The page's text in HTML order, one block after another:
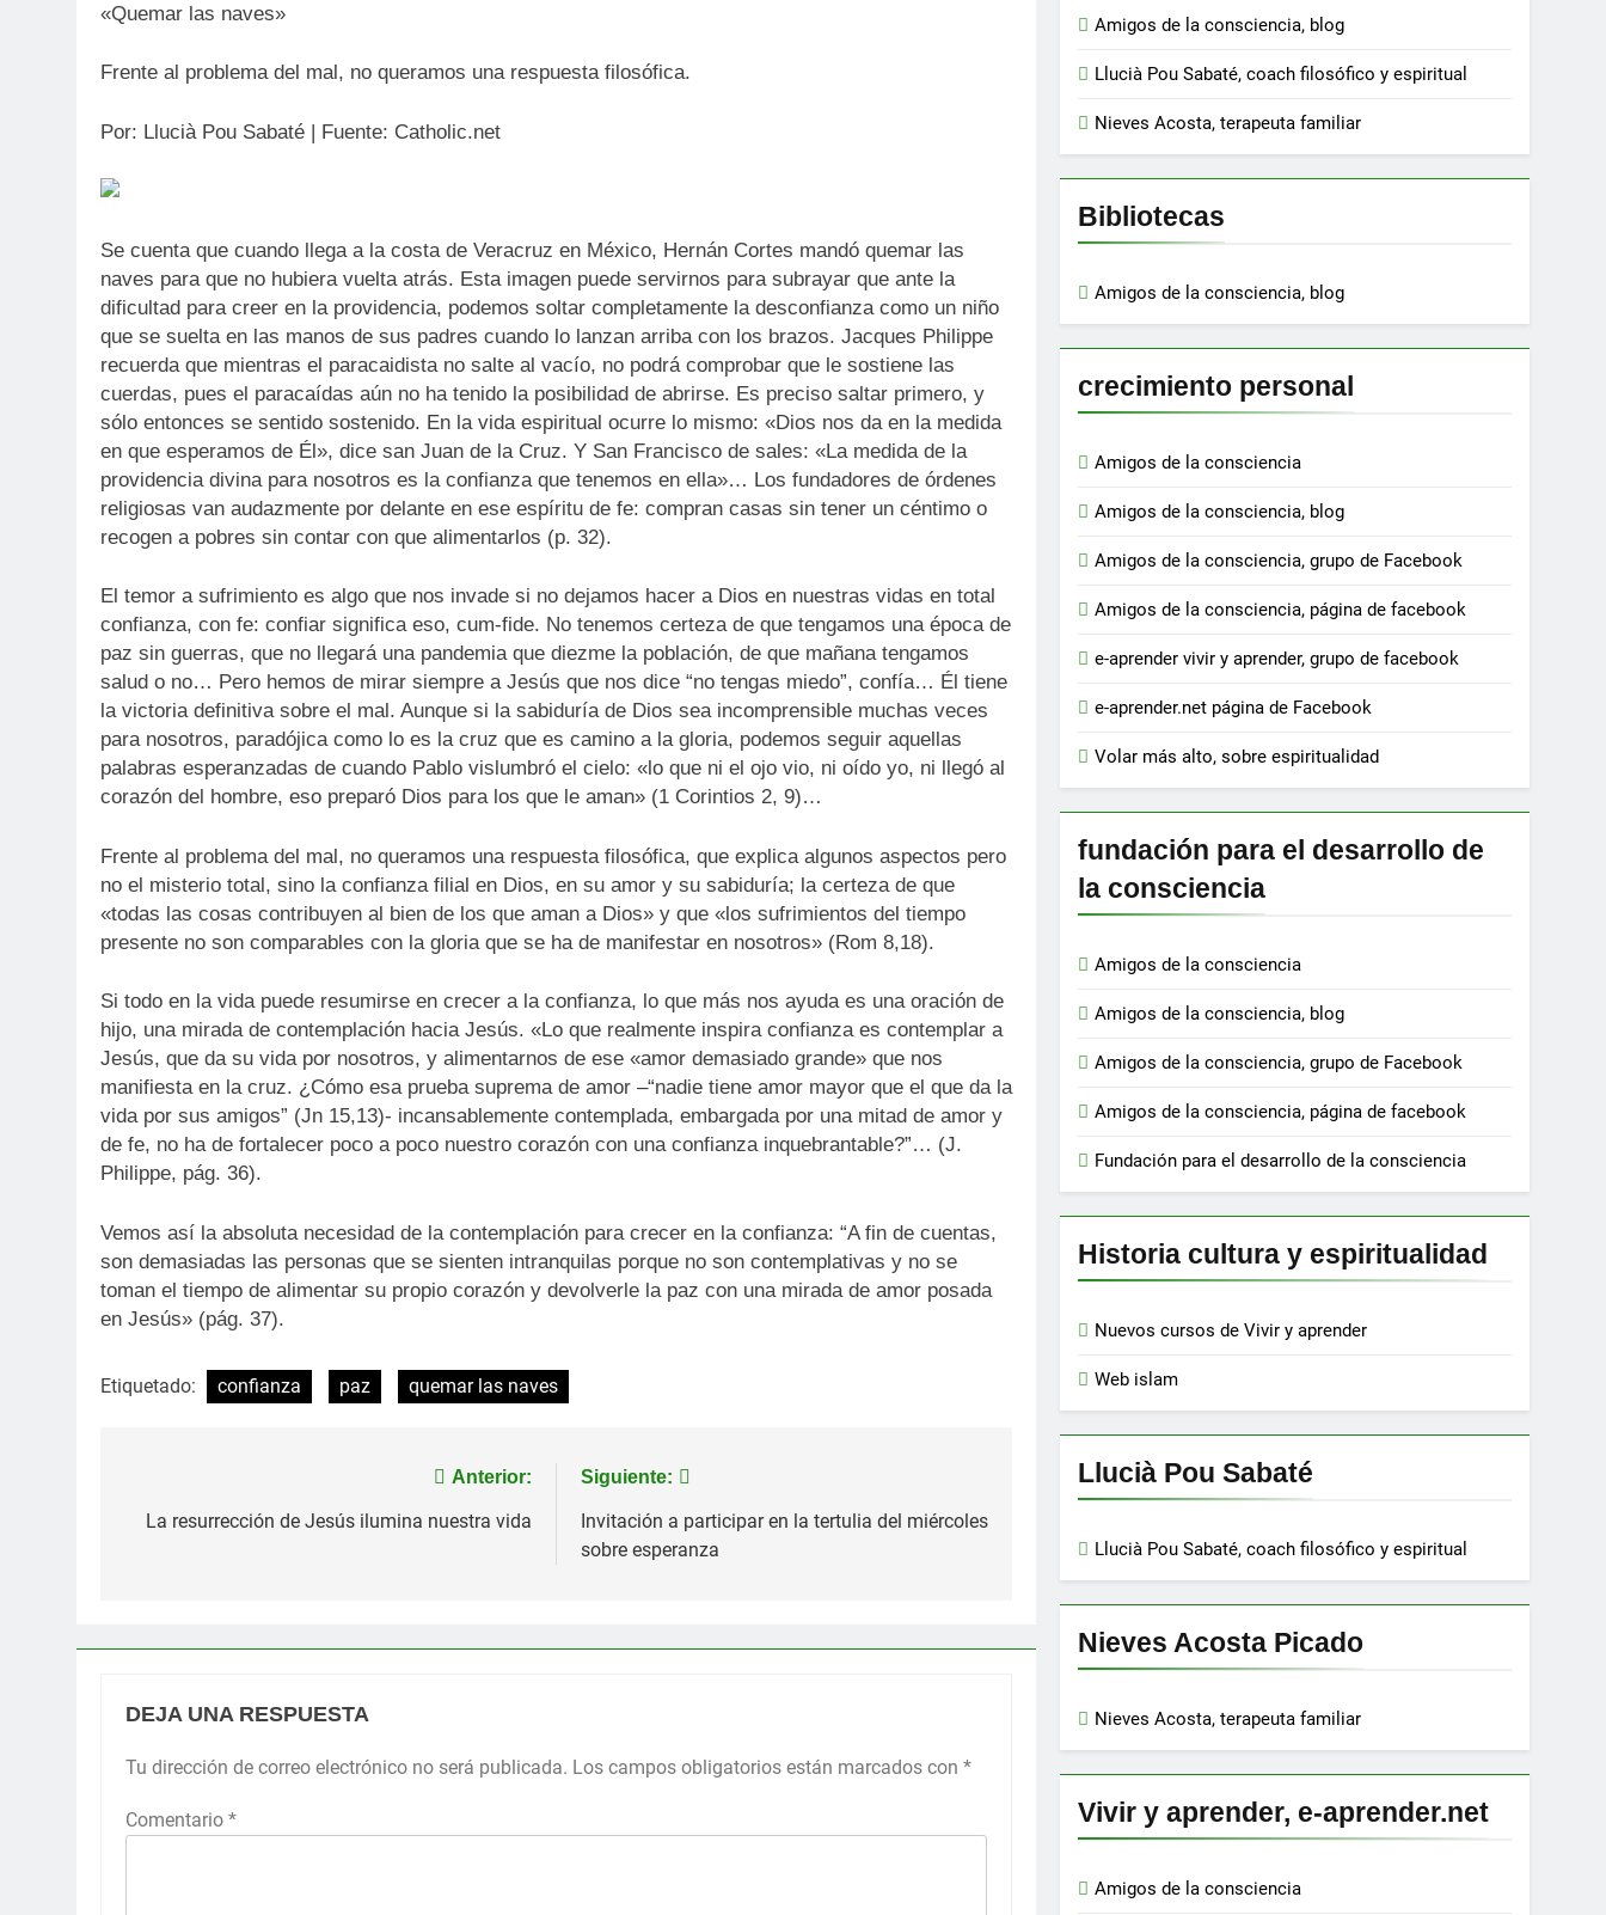
«Quemar las naves»
Frente al problema del mal, no queramos una respuesta filosófica.
Por: Llucià Pou Sabaté | Fuente: Catholic.net
Se cuenta que cuando llega a la costa de Veracruz en México, Hernán Cortes mandó quemar las
naves para que no hubiera vuelta atrás. Esta imagen puede servirnos para subrayar que ante la
dificultad para creer en la providencia, podemos soltar completamente la desconfianza como un niño
que se suelta en las manos de sus padres cuando lo lanzan arriba con los brazos. Jacques Philippe
recuerda que mientras el paracaidista no salte al vacío, no podrá comprobar que le sostiene las
cuerdas, pues el paracaídas aún no ha tenido la posibilidad de abrirse. Es preciso saltar primero, y
sólo entonces se sentido sostenido. En la vida espiritual ocurre lo mismo: «Dios nos da en la medida
en que esperamos de Él», dice san Juan de la Cruz. Y San Francisco de sales: «La medida de la
providencia divina para nosotros es la confianza que tenemos en ella»… Los fundadores de órdenes
religiosas van audazmente por delante en ese espíritu de fe: compran casas sin tener un céntimo o
recogen a pobres sin contar con que alimentarlos (p. 32).
El temor a sufrimiento es algo que nos invade si no dejamos hacer a Dios en nuestras vidas en total
confianza, con fe: confiar significa eso, cum-fide. No tenemos certeza de que tengamos una época de
paz sin guerras, que no llegará una pandemia que diezme la población, de que mañana tengamos
salud o no… Pero hemos de mirar siempre a Jesús que nos dice “no tengas miedo”, confía… Él tiene
la victoria definitiva sobre el mal. Aunque si la sabiduría de Dios sea incomprensible muchas veces
para nosotros, paradójica como lo es la cruz que es camino a la gloria, podemos seguir aquellas
palabras esperanzadas de cuando Pablo vislumbró el cielo: «lo que ni el ojo vio, ni oído yo, ni llegó al
corazón del hombre, eso preparó Dios para los que le aman» (1 Corintios 2, 9)…
Frente al problema del mal, no queramos una respuesta filosófica, que explica algunos aspectos pero
no el misterio total, sino la confianza filial en Dios, en su amor y su sabiduría; la certeza de que
«todas las cosas contribuyen al bien de los que aman a Dios» y que «los sufrimientos del tiempo
presente no son comparables con la gloria que se ha de manifestar en nosotros» (Rom 8,18).
Si todo en la vida puede resumirse en crecer a la confianza, lo que más nos ayuda es una oración de
hijo, una mirada de contemplación hacia Jesús. «Lo que realmente inspira confianza es contemplar a
Jesús, que da su vida por nosotros, y alimentarnos de ese «amor demasiado grande» que nos
manifiesta en la cruz. ¿Cómo esa prueba suprema de amor –“nadie tiene amor mayor que el que da la
vida por sus amigos” (Jn 15,13)- incansablemente contemplada, embargada por una mitad de amor y
de fe, no ha de fortalecer poco a poco nuestro corazón con una confianza inquebrantable?”… (J.
Philippe, pág. 36).
Vemos así la absoluta necesidad de la contemplación para crecer en la confianza: “A fin de cuentas,
son demasiadas las personas que se sienten intranquilas porque no son contemplativas y no se
toman el tiempo de alimentar su propio corazón y devolverle la paz con una mirada de amor posada
en Jesús» (pág. 37).
Etiquetado: confianza paz quemar las naves
de
Anterior:
La resurrección de Jesús ilumina nuestra vida
Siguiente:
Invitación a participar en la tertulia del miércoles
sobre esperanza
DEJA UNA RESPUESTA
Tu dirección de correo electrónico no será publicada. Los campos obligatorios están marcados con *
Comentario *
Amigos de la consciencia, blog
Llucià Pou Sabaté, coach filosófico y espiritual
Nieves Acosta, terapeuta familiar
Bibliotecas
Amigos de la consciencia, blog
crecimiento personal
Amigos de la consciencia
Amigos de la consciencia, blog
Amigos de la consciencia, grupo de Facebook
Amigos de la consciencia, página de facebook
e-aprender vivir y aprender, grupo de facebook
e-aprender.net página de Facebook
Volar más alto, sobre espiritualidad
fundación para el desarrollo de
la consciencia
Amigos de la consciencia
Amigos de la consciencia, blog
Amigos de la consciencia, grupo de Facebook
Amigos de la consciencia, página de facebook
Fundación para el desarrollo de la consciencia
Historia cultura y espiritualidad
Nuevos cursos de Vivir y aprender
Web islam
Llucià Pou Sabaté
Llucià Pou Sabaté, coach filosófico y espiritual
Nieves Acosta Picado
Nieves Acosta, terapeuta familiar
Vivir y aprender, e-aprender.net
Amigos de la consciencia